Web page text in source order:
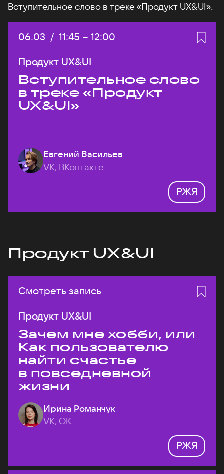
Вступительное слово в треке «Продукт UX&UI».
Дата:
06.03 / Начало:
11:45 – Конец:
12:00
Продукт UX&UI
Вступительное слово
в треке «Продукт
UX&UI»
Евгений Васильев
VK, ВКонтакте
РЖЯ
Продукт UX&UI
Смотреть запись
Продукт UX&UI
Зачем мне хобби, или
Как пользователю
найти счастье
в повседневной
жизни
Ирина Романчук
VK, ОК
РЖЯ